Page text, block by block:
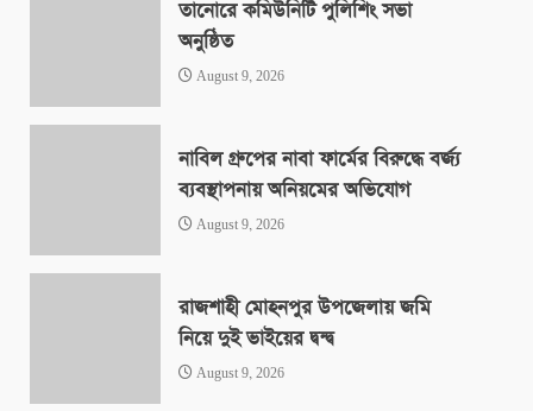
তানোরে কমিউনিটি পুলিশিং সভা
অনুষ্ঠিত
August 9, 2026
নাবিল গ্রুপের নাবা ফার্মের বিরুদ্ধে বর্জ্য
ব্যবস্থাপনায় অনিয়মের অভিযোগ
August 9, 2026
রাজশাহী মোহনপুর উপজেলায় জমি
নিয়ে দুই ভাইয়ের দ্বন্দ্ব
August 9, 2026